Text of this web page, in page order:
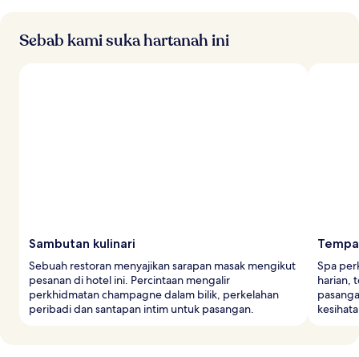
Sebab kami suka hartanah ini
Sambutan kulinari
Sebuah restoran menyajikan sarapan masak mengikut
pesanan di hotel ini. Percintaan mengalir
perkhidmatan champagne dalam bilik, perkelahan
peribadi dan santapan intim untuk pasangan.
Spa
harian,